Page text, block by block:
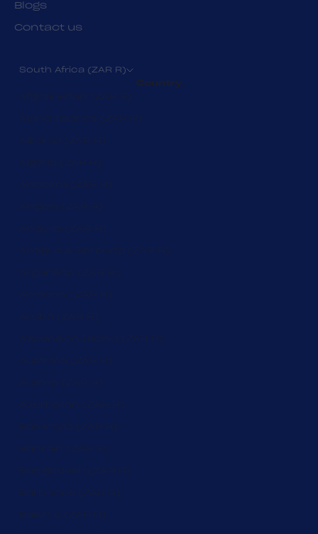
Blogs
Contact us
South Africa (ZAR R)
Country
Afghanistan (ZAR R)
Åland Islands (ZAR R)
Albania (ZAR R)
Algeria (ZAR R)
Andorra (ZAR R)
Angola (ZAR R)
Anguilla (ZAR R)
Antigua & Barbuda (ZAR R)
Argentina (ZAR R)
Armenia (ZAR R)
Aruba (ZAR R)
Ascension Island (ZAR R)
Australia (ZAR R)
Austria (ZAR R)
Azerbaijan (ZAR R)
Bahamas (ZAR R)
Bahrain (ZAR R)
Bangladesh (ZAR R)
Barbados (ZAR R)
Belarus (ZAR R)